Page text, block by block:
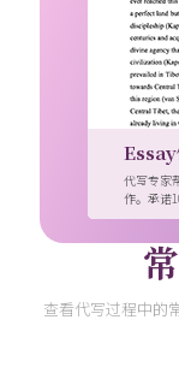
Essay
代写专家
作。承诺
查看代写过程中的